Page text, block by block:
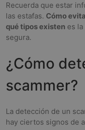
Recuerda que estar
las estafas. Cómo
qué tipos existen es
segura.
¿Cómo
scammer?
La detección de un
hay ciertos signos de